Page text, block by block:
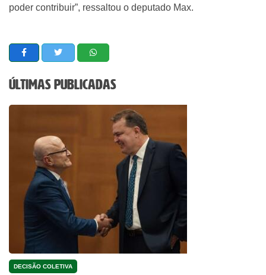
poder contribuir”, ressaltou o deputado Max.
Últimas Publicadas
DECISÃO COLETIVA